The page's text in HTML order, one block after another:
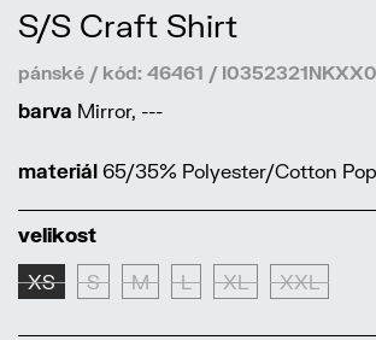
S/S Craft Shirt
pánské / kód: 46461 / I0352321NKXX0
barva Mirror, ---
materiál 65/35% Polyester/Cotton
velikost
XS S M L XL XXL